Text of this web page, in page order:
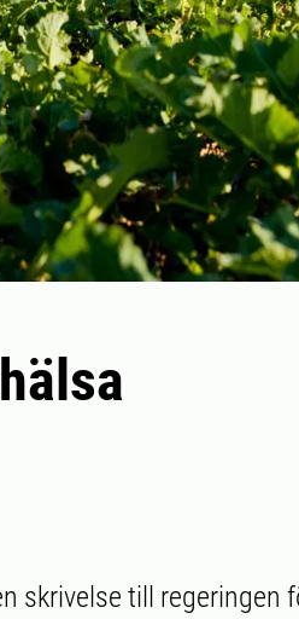
skrivelse till regeringen